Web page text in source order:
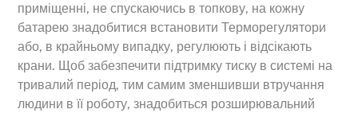
приміщенні, не спускаючись в топкову, на кожну
батарею знадобитися встановити Терморегулятори
або, в крайньому випадку, регулюють і відсікають
крани. Щоб забезпечити підтримку тиску в системі на
тривалий період, тим самим зменшивши втручання
людини в її роботу, знадобиться розширювальний